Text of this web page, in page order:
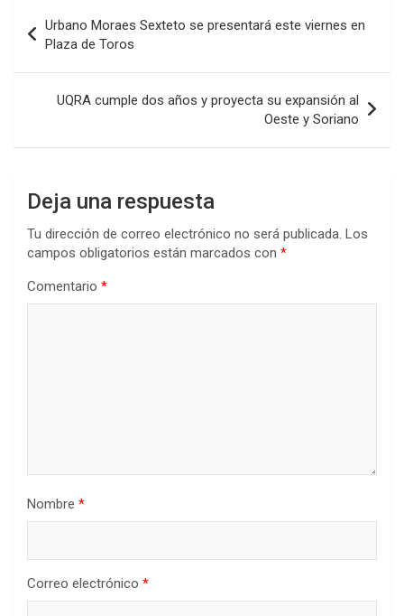
o
o
k
A
p
p
n
ar
tir
de
entradas
Urbano Moraes Sexteto se presentará este viernes en
Plaza de Toros
UQRA cumple dos años y proyecta su expansión al
Oeste y Soriano
Deja una respuesta
Tu dirección de correo electrónico no será publicada. Los
campos obligatorios están marcados con *
Comentario *
Nombre *
Correo electrónico *